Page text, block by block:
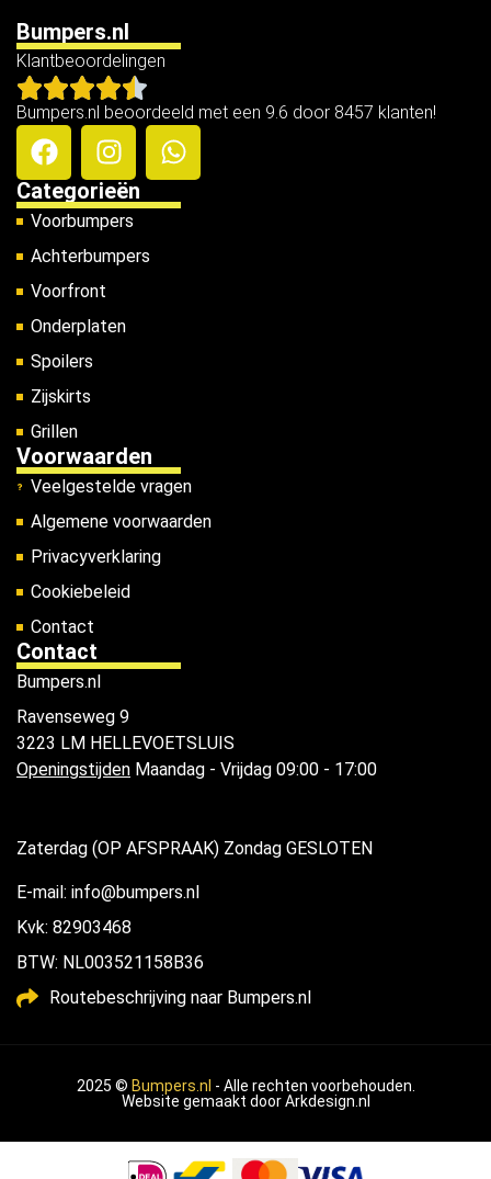
Bumpers.nl
Klantbeoordelingen
Bumpers.nl beoordeeld met een 9.6 door 8457 klanten!
Categorieën
Voorbumpers
Achterbumpers
Voorfront
Onderplaten
Spoilers
Zijskirts
Grillen
Voorwaarden
Veelgestelde vragen
Algemene voorwaarden
Privacyverklaring
Cookiebeleid
Contact
Contact
Bumpers.nl
Ravenseweg 9
3223 LM HELLEVOETSLUIS
Openingstijden Maandag - Vrijdag 09:00 - 17:00
Zaterdag (OP AFSPRAAK) Zondag GESLOTEN
E-mail: info@bumpers.nl
Kvk: 82903468
BTW: NL003521158B36
Routebeschrijving naar Bumpers.nl
2025 © Bumpers.nl - Alle rechten voorbehouden.
Website gemaakt doorArkdesign.nl